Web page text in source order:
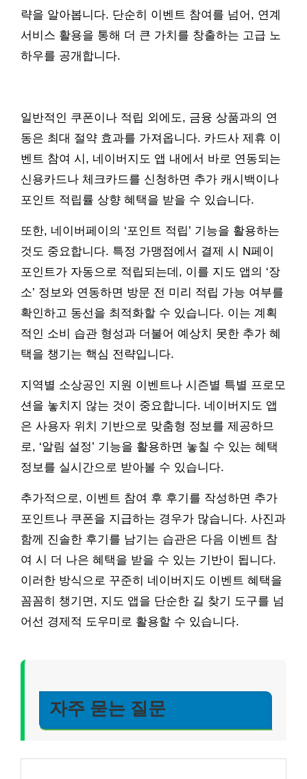
략을 알아봅니다. 단순히 이벤트 참여를 넘어, 연계
서비스 활용을 통해 더 큰 가치를 창출하는 고급 노
하우를 공개합니다.
일반적인 쿠폰이나 적립 외에도, 금융 상품과의 연
동은 최대 절약 효과를 가져옵니다. 카드사 제휴 이
벤트 참여 시, 네이버지도 앱 내에서 바로 연동되는
신용카드나 체크카드를 신청하면 추가 캐시백이나
포인트 적립률 상향 혜택을 받을 수 있습니다.
또한, 네이버페이의 ‘포인트 적립’ 기능을 활용하는
것도 중요합니다. 특정 가맹점에서 결제 시 N페이
포인트가 자동으로 적립되는데, 이를 지도 앱의 ‘장
소’ 정보와 연동하면 방문 전 미리 적립 가능 여부를
확인하고 동선을 최적화할 수 있습니다. 이는 계획
적인 소비 습관 형성과 더불어 예상치 못한 추가 혜
택을 챙기는 핵심 전략입니다.
지역별 소상공인 지원 이벤트나 시즌별 특별 프로모
션을 놓치지 않는 것이 중요합니다. 네이버지도 앱
은 사용자 위치 기반으로 맞춤형 정보를 제공하므
로, ‘알림 설정’ 기능을 활용하면 놓칠 수 있는 혜택
정보를 실시간으로 받아볼 수 있습니다.
추가적으로, 이벤트 참여 후 후기를 작성하면 추가
포인트나 쿠폰을 지급하는 경우가 많습니다. 사진과
함께 진솔한 후기를 남기는 습관은 다음 이벤트 참
여 시 더 나은 혜택을 받을 수 있는 기반이 됩니다.
이러한 방식으로 꾸준히 네이버지도 이벤트 혜택을
꼼꼼히 챙기면, 지도 앱을 단순한 길 찾기 도구를 넘
어선 경제적 도우미로 활용할 수 있습니다.
자주 묻는 질문